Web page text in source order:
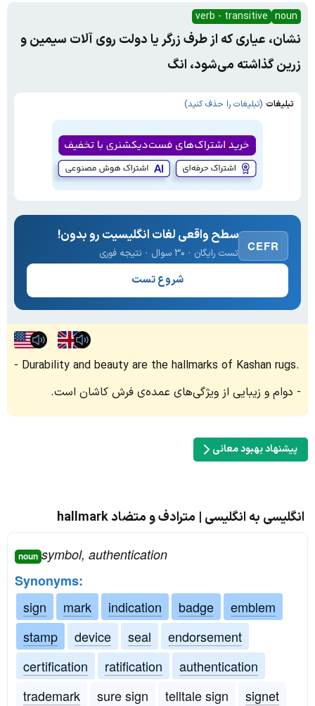
noun
verb - transitive
نشان، عیاری که از طرف زرگر یا دولت روی آلات سیمین و
زرین گذاشته می‌شود، انگ
تبلیغات (تبلیغات را حذف کنید)
CEFR
سطح واقعی لغات انگلیسیت رو بدون!
تست رایگان · ۳۰ سوال · نتیجه فوری
شروع تست
Durability and beauty are the hallmarks of Kashan rugs.
دوام و زیبایی از ویژگی‌های عمده‌ی فرش کاشان است.
پیشنهاد بهبود معانی
انگلیسی به انگلیسی | مترادف و متضاد hallmark
noun symbol, authentication
Synonyms:
sign
mark indication badge
emblem
stamp
device seal
endorsement
certification
ratification
authentication
trademark
sure sign telltale sign signet